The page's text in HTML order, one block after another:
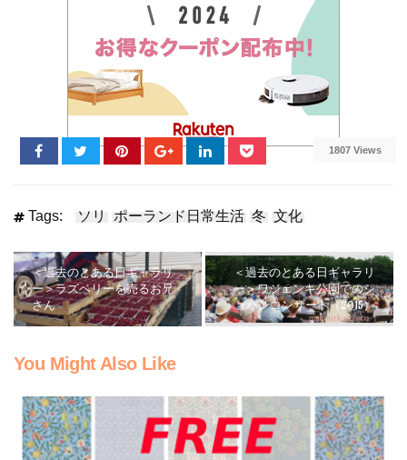
1807 Views
Tags: ソリ ポーランド日常生活 冬 文化
＜過去のとある日ギャラリ
ー＞ラズベリーを売るお兄
さん
＜過去のとある日ギャラリ
ー＞ワジェンキ公園でのシ
ョパンコンサート（2015）
You Might Also Like